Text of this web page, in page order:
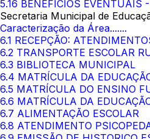
5.16 BENEFÍCIOS EVENTUAIS
Secretaria Municipal de
Caracterização da Área.......
6.1 RECEPÇÃO:
6.2 TRANSPORTE ESCOLAR
6.3 BIBLIOTECA MUNICIPAL
6.4 MATRÍCULA DA
6.5 MATRÍCULA DO ENSINO
6.6 MATRÍCULA DA
6.7 ALIMENTAÇÃO ESCOLAR
6.8 ATENDIMENTO